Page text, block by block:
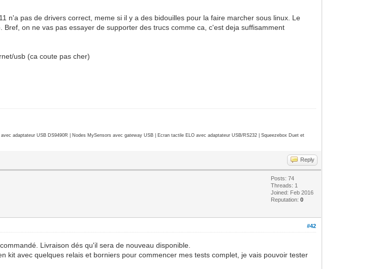
n'a pas de drivers correct, meme si il y a des bidouilles pour la faire marcher sous linux. Le
on ne vas pas essayer de supporter des trucs comme ca, c'est deja suffisamment
usb (ca coute pas cher)
adaptateur USB DS9490R | Nodes MySensors avec gateway USB | Ecran tactile ELO avec adaptateur USB/RS232 | Squeezebox Duet et
Reply
Posts: 74
Threads: 1
Joined: Feb 2016
Reputation:0
#42
Livraison dés qu'il sera de nouveau disponible.
kit avec quelques relais et borniers pour commencer mes tests complet, je vais pouvoir tester